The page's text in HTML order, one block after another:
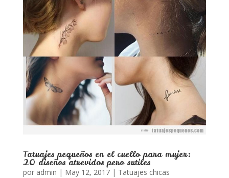
Tatuajes pequeños en el cuello para mujer:
20 diseños atrevidos pero sutiles
por admin | May 12, 2017| Tatuajes chicas